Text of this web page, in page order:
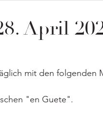
April
mit den folgenden
"en Guete".